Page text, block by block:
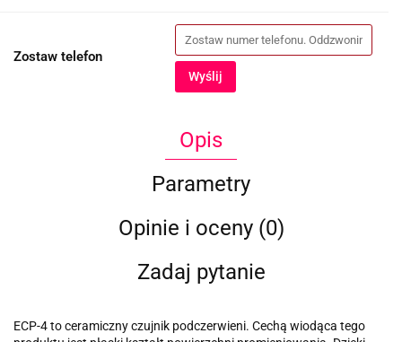
Zostaw telefon
Wyślij
Opis
Parametry
Opinie i oceny (0)
Zadaj pytanie
ECP-4 to ceramiczny czujnik podczerwieni. Cechą wiodąca tego